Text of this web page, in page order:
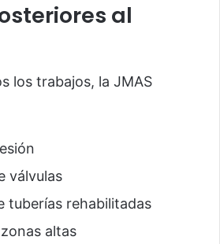
al
los trabajos, la JMAS
válvulas
tuberías rehabilitadas
altas